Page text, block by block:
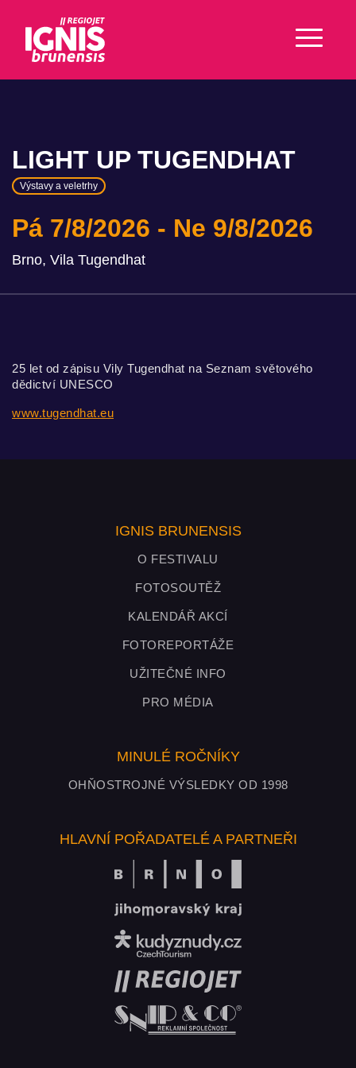
LIGHT UP TUGENDHAT
Výstavy a veletrhy
Pá 7/8/2026 Ne 9/8/2026
Brno, Vila Tugendhat
25 let od zápisu Vily Tugendhat na Seznam světového
dědictví UNESCO
www.tugendhat.eu
IGNIS BRUNENSIS
O FESTIVALU
FOTOSOUTĚŽ
KALENDÁŘ AKCÍ
FOTOREPORTÁŽE
UŽITEČNÉ INFO
PRO MÉDIA
MINULÉ ROČNÍKY
OHŇOSTROJNÉ VÝSLEDKY OD 1998
HLAVNÍ POŘADATELÉ A PARTNEŘI